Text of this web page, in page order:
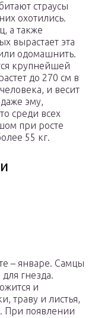
страусы
охотились.
а также
вырастает эта
одомашнить.
крупнейшей
до 270 см в
и весит
эму,
среди всех
при росте
55 кг.
– январе. Самцы
для гнезда.
и
траву и листья,
При появлении